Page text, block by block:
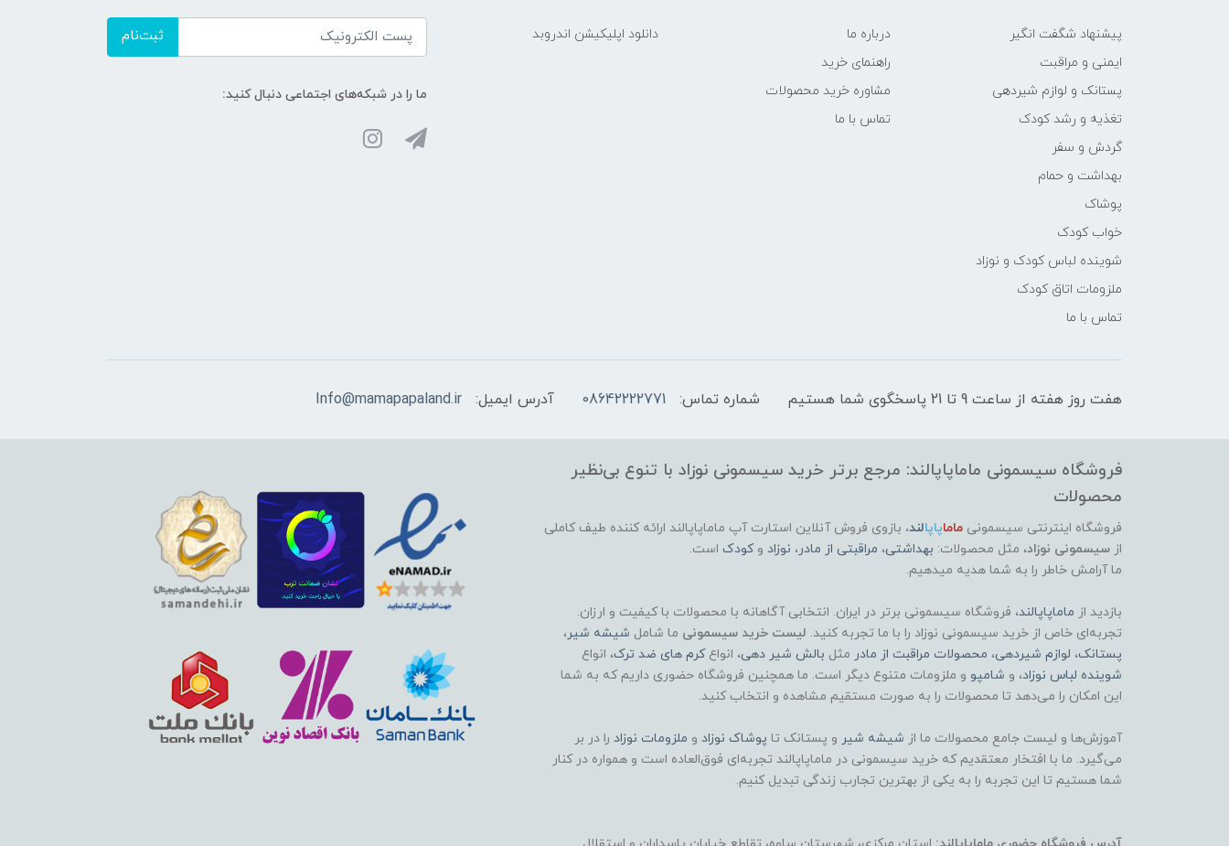
پیشنهاد شگفت انگیر
ایمنی و مراقبت
پستانک و لوازم شیردهی
تغذیه و رشد کودک
گردش و سفر
بهداشت و حمام
پوشاک
خواب کودک
شوینده لباس کودک و نوزاد
ملزومات اتاق کودک
تماس با ما
درباره ما
راهنمای خرید
مشاوره خرید محصولات
تماس با ما
دانلود اپلیکیشن اندروبد ثبت‌نام
ما را در شبکه‌های اجتماعی دنبال کنید:
هفت روز هفته از ساعت 9 تا 21 پاسخگوی شما هستیم شماره تماس: 08642222771 آدرس ایمیل: Info@mamapapaland.ir
فروشگاه سیسمونی ماماپاپالند: مرجع برتر خرید سیسمونی نوزاد با تنوع بی‌نظیر
محصولات
فروشگاه اینترنتی سیسمونی ماماپاپالند، بازوی فروش آنلاین استارت آپ ماماپاپالند ارائه کننده طیف کاملی
از سیسمونی نوزاد، مثل محصولات: بهداشتی، مراقبتی از مادر، نوزاد وکودک است.
ما آرامش خاطر را به شما هدیه میدهیم.
بازدید از ماماپاپالند، فروشگاه سیسمونی برتر در ایران. انتخابی آگاهانه با محصولات با کیفیت و ارزان.
تجربه‌ای خاص از خرید سیسمونی نوزاد را با ما تجربه کنید. لیست خرید سیسمونی ما شامل شیشه شیر،
پستانک، لوازم شیردهی، محصولات مراقبت از مادر مثل بالش شیر دهی، انواعکرم های ضد ترک، انواع
شوینده لباس نوزاد، و شامپو و ملزومات متنوع دیگر است. ما همچنین فروشگاه حضوری داریم که به شما
این امکان را می‌دهد تا محصولات را به صورت مستقیم مشاهده و انتخاب کنید.
آموزش‌ها و لیست جامع محصولات ما از شیشه شیر و پستانک تا پوشاک نوزاد و ملزومات نوزاد را در بر
می‌گیرد. ما با افتخار معتقدیم که خرید سیسمونی در ماماپاپالند تجربه‌ای فوق‌العاده است و همواره در کنار
شما هستیم تا این تجربه را به یکی از بهترین تجارب زندگی تبدیل کنیم.